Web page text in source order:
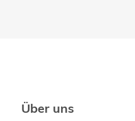
Über uns